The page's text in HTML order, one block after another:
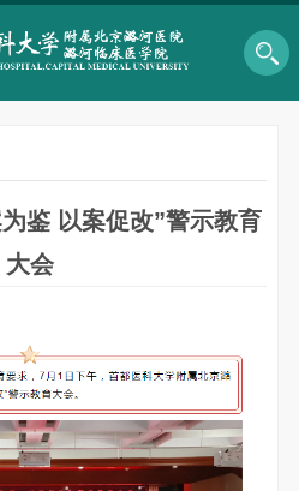
鉴 以案促改”警示教育
大会